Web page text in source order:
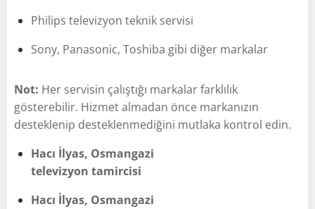
Philips televizyon teknik servisi
Sony, Panasonic, Toshiba gibi diğer markalar
Not: Her servisin çalıştığı markalar farklılık
gösterebilir. Hizmet almadan önce markanızın
desteklenip desteklenmediğini mutlaka kontrol edin.
Hacı İlyas, Osmangazi
televizyon tamircisi
Hacı İlyas, Osmangazi